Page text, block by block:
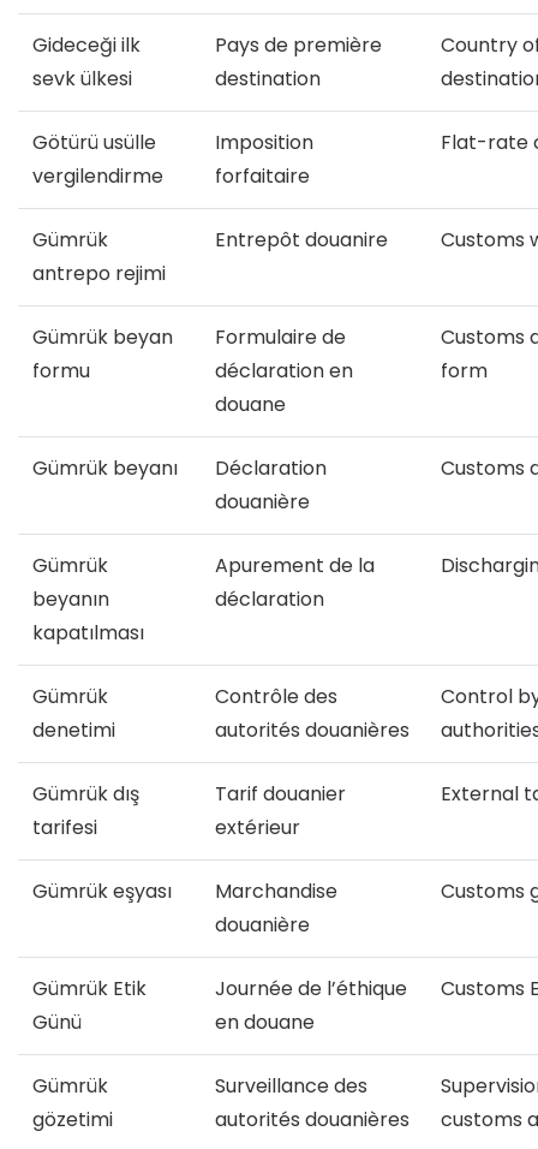
Gideceği ilk
sevk ülkesi
Pays de première
destination
Country
Götürü usülle
vergilendirme
Imposition
forfaitaire
Flat-rate
Gümrük
antrepo rejimi
Entrepôt douanire Customs
Gümrük beyan
formu
Formulaire de
déclaration en
douane
Customs
form
Gümrük beyanı
Déclaration
douanière
Customs
Gümrük
beyanın
kapatılması
Apurement de la
déclaration
Gümrük
denetimi
Contrôle des
autorités douanières
Control
Gümrük dış
tarifesi
Tarif douanier
extérieur
External
Gümrük eşyası
Marchandise
douanière
Customs
Gümrük Etik
Günü
Journée de l’éthique
en douane
Customs
Gümrük
gözetimi
Surveillance des
autorités douanières
customs